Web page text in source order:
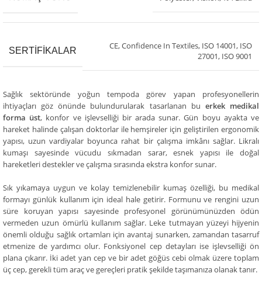
SERTIFIKALAR CE,Confidence In Textiles, ISO 14001, ISO
27001, ISO 9001
Sağlık sektöründe yoğun tempoda görev yapan profesyonellerin
ihtiyaçları göz önünde bulundurularak tasarlanan bu erkek medikal
forma üst, konfor ve işlevselliği bir arada sunar. Gün boyu ayakta ve
hareket halinde çalışan doktorlar ile hemşireler için geliştirilen ergonomik
yapısı, uzun vardiyalar boyunca rahat bir çalışma imkânı sağlar. Likralı
kumaşı sayesinde vücudu sıkmadan sarar, esnek yapısı ile doğal
hareketleri destekler ve çalışma sırasında ekstra konfor sunar.
Sık yıkamaya uygun ve kolay temizlenebilir kumaş özelliği, bu medikal
formayı günlük kullanım için ideal hale getirir. Formunu ve rengini uzun
süre koruyan yapısı sayesinde profesyonel görünümünüzden ödün
vermeden uzun ömürlü kullanım sağlar. Leke tutmayan yüzeyi hijyenin
önemli olduğu sağlık ortamları için avantaj sunarken, zamandan tasarruf
etmenize de yardımcı olur. Fonksiyonel cep detayları ise işlevselliği ön
plana çıkarır. İki adet yan cep ve bir adet göğüs cebi olmak üzere toplam
üç cep, gerekli tüm araç ve gereçleri pratik şekilde taşımanıza olanak tanır.